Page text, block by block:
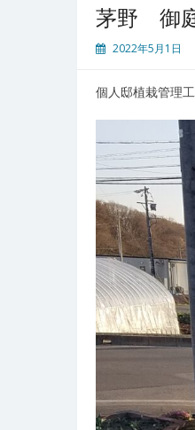
茅野 御
2022年5月1日
個人邸植栽管理